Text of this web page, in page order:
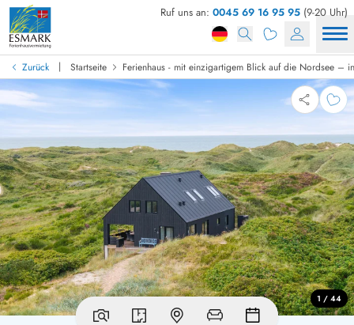
Ruf uns an: 0045 69 16 95 95 (9-20 Uhr)
Zurück | Startseite Ferienhaus - mit einzigartigem Blick auf die Nordsee –
1 / 44